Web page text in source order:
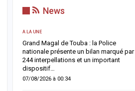
News
A LA UNE
Grand Magal de Touba : la Police
nationale présente un bilan marqué par
244 interpellations et un important
dispositif…
07/08/2026 à 00:34